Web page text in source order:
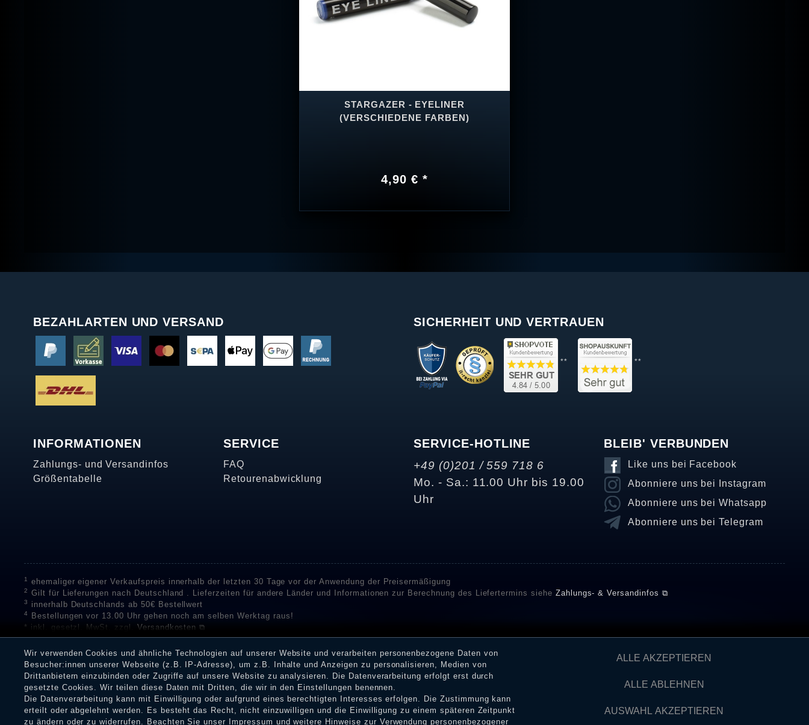
STARGAZER - EYELINER
(VERSCHIEDENE FARBEN)
4,90 € *
BEZAHLARTEN UND VERSAND SICHERHEIT UND VERTRAUEN
** **
INFORMATIONEN
Zahlungs- und Versandinfos
Größentabelle
SERVICE
FAQ
Retourenabwicklung
SERVICE-HOTLINE
+49 (0)201 / 559 718 6
Mo. - Sa.: 11.00 Uhr bis 19.00
Uhr
BLEIB' VERBUNDEN
Like uns bei Facebook
Abonniere uns bei Instagram
Abonniere uns bei Whatsapp
Abonniere uns bei Telegram
1 ehemaliger eigener Verkaufspreis innerhalb der letzten 30 Tage vor der Anwendung der Preisermäßigung
2 Gilt für Lieferungen nach Deutschland . Lieferzeiten für andere Länder und Informationen zur Berechnung des Liefertermins siehe Zahlungs- & Versandinfos ⧉
3 innerhalb Deutschlands ab 50€ Bestellwert
4
Bestellungen vor 13.00 Uhr gehen noch am selben Werktag raus!
* inkl. gesetzl. MwSt. zzgl. Versandkosten ⧉
** Unser Unternehmen sammelt über die unabhängigen Dienstleister SHOPVOTE und SHOPAUSKUNFT Bewertungen. SHOPVOTE setzt automatische und manuelle Maßnahmen ein, um
Bewertungen zu verifizieren.Informationen zur Echtheit von Kundenbewertungen auf SHOPVOTE finden Sie hier. ⧉
Eine Überprüfung der Bewertungen durch Shopauskunft hat vor deren Veröffentlichung nicht stattgefunden. Die Bewertungen könnten von Verbrauchern stammen, die die Ware oder
Dienstleistungen gar nicht erworben oder genutzt haben. Nach Erhalt einer Benachrichtigungs-E-Mail können Händler die Bewertungen verifizieren und über die erfolgte Verifizierung im
Shop informieren.
Wir verwenden Cookies und ähnliche Technologien auf unserer Website und verarbeiten personenbezogene Daten von
Besucher:innen unserer Webseite (z.B. IP-Adresse), um z.B. Inhalte und Anzeigen zu personalisieren, Medien von
Drittanbietern einzubinden oder Zugriffe auf unsere Website zu analysieren. Die Datenverarbeitung erfolgt erst durch
gesetzte Cookies. Wir teilen diese Daten mit Dritten, die wir in den Einstellungen benennen.
Die Datenverarbeitung kann mit Einwilligung oder aufgrund eines berechtigten Interesses erfolgen. Die Zustimmung kann
erteilt oder abgelehnt werden. Es besteht das Recht, nicht einzuwilligen und die Einwilligung zu einem späteren Zeitpunkt
zu ändern oder zu widerrufen. Beachten Sie unser
Impressum und weitere Hinweise zur Verwendung personenbezogener
ALLE AKZEPTIEREN
ALLE ABLEHNEN
AUSWAHL AKZEPTIEREN